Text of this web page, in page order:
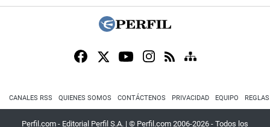
CANALES RSS QUIENES SOMOS CONTÁCTENOS PRIVACIDAD EQUIPO
Perfil.com - Editorial Perfil S.A. | © Perfil.com 2006-2026 - Todos los